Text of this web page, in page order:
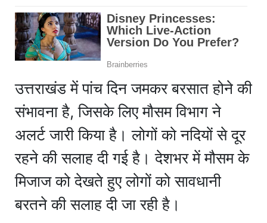
उत्तराखंड में पांच दिन जमकर बरसात होने की
संभावना है, जिसके लिए मौसम विभाग ने
अलर्ट जारी किया है। लोगों को नदियों से दूर
रहने की सलाह दी गई है। देशभर में मौसम के
मिजाज को देखते हुए लोगों को सावधानी
बरतने की सलाह दी जा रही है।